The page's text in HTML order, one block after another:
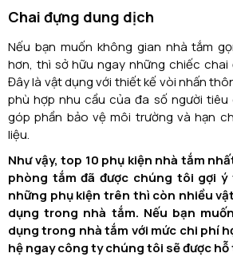
Chai đựng dung dịch
Nếu bạn muốn không gian nhà tắm
hơn, thì sở hữu ngay những chiếc chai
Đây là vật dụng với thiết kế vòi nhấn
phù hợp nhu cầu của đa số người tiêu
góp phần bảo vệ môi trường và hạn
liệu.
Như vậy, top 10 phụ kiện nhà tắm
phòng tắm đã được chúng tôi gợi ý
những phụ kiện trên thì còn nhiều
dụng trong nhà tắm. Nếu bạn
dụng trong nhà tắm với mức chi phí
hệ ngay công ty chúng tôi sẽ được